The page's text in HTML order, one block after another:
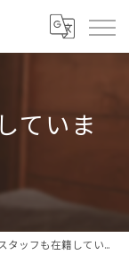
ていま
ッフも在籍しています！